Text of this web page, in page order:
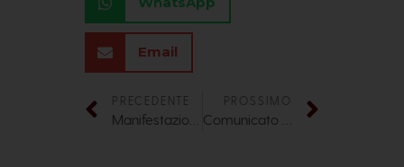
Email
PRECEDENTE PROSSIMO